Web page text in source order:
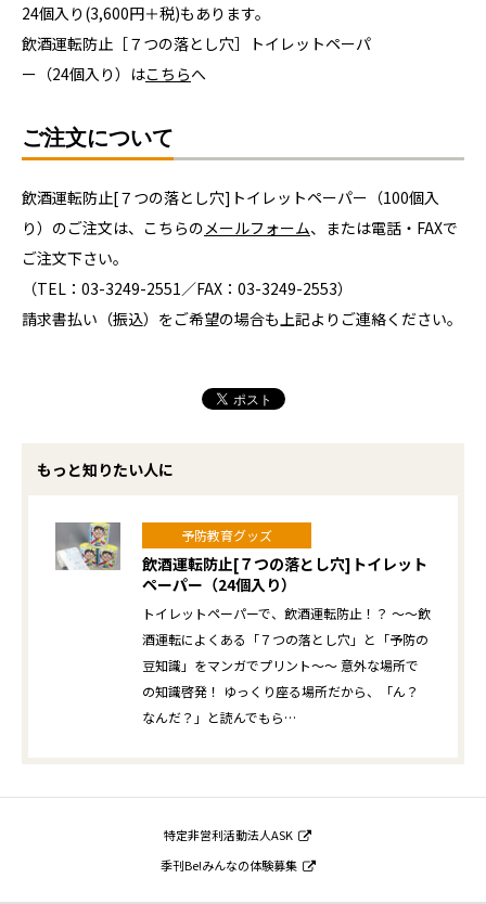
24個入り(3,600円＋税)もあります。
飲酒運転防止［７つの落とし穴］トイレットペーパ
ー（24個入り）はこちらへ
ご注文について
飲酒運転防止[７つの落とし穴]トイレットペーパー（100個入
り）のご注文は、こちらの メールフォーム、または電話・FAXで
ご注文下さい。
（TEL：03-3249-2551／FAX：03-3249-2553）
請求書払い（振込）をご希望の場合も上記よりご連絡ください。
もっと知りたい人に
予防教育グッズ
飲酒運転防止[７つの落とし穴]トイレット
ペーパー（24個入り）
トイレットペーパーで、飲酒運転防止！？ ～～飲
酒運転によくある「７つの落とし穴」と「予防の
豆知識」をマンガでプリント～～ 意外な場所で
の知識啓発！ ゆっくり座る場所だから、「ん？
なんだ？」と読んでもら…
特定非営利活動法人ASK
季刊Be!みんなの体験募集